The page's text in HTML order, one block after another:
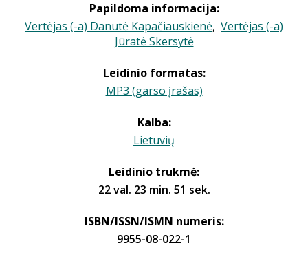
Papildoma informacija:
Vertėjas (-a) Danutė Kapačiauskienė, Vertėjas (-a)
Jūratė Skersytė
Leidinio formatas:
MP3 (garso įrašas)
Kalba:
Lietuvių
Leidinio trukmė:
22 val. 23 min. 51 sek.
ISBN/ISSN/ISMN numeris:
9955-08-022-1